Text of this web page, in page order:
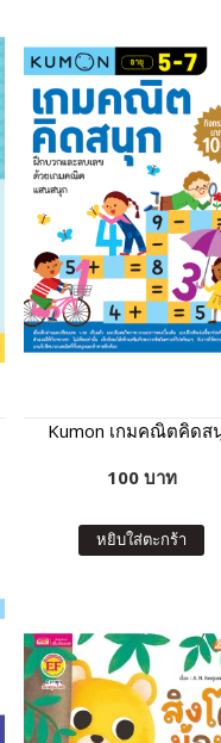
Kumon เกมคณิตคิดส
100 บาท
หยิบใส่ตะกร้า